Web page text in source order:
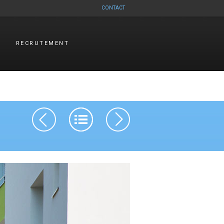
CONTACT
RECRUTEMENT
Navigation des articles